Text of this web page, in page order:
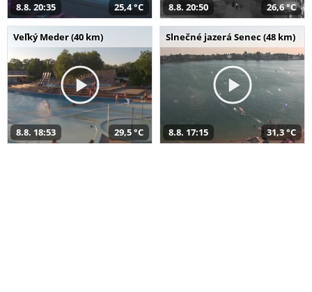
8.8. 20:35 25,4 °C 8.8. 20:50 26,6 °C
Veľký Meder (40 km)
8.8. 18:53 29,5 °C
Slnečné jazerá Senec (48 km)
8.8. 17:15 31,3 °C